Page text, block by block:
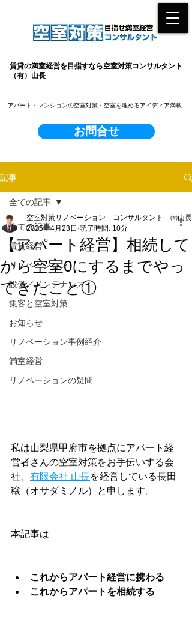
賃貸の満室経営を目指すなら空室対策コンサルタント
（有）山長
お問合せ
​アパート・マンションの空室対策・空室を埋めるアイディア満載
記事
全ての記事
賃貸経営
リノベーション
設備／メンテナンス
集客と空室対策
お知らせ
リノベーション事例紹介
満室経営
リノベーションの疑問
全ての記事
【アパート経営】相続して
から空室0にするまでやっ
てきたこと①
空室対策リノベーション コンサルタント ㈲山長
2025年4月23日 読了時間: 10分
私は山梨県甲府市を拠点にアパート経
営者さんの空室対策をお手伝いする会
社、 有限会社 山長を経営している長田
穣（オサダミノル）と申します。
本記事は
これからアパート経営に携わる
これからアパートを相続する